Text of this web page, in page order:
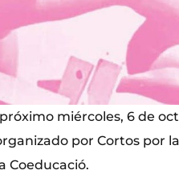
miércoles, 6 de
por Cortos por
Coeducació.